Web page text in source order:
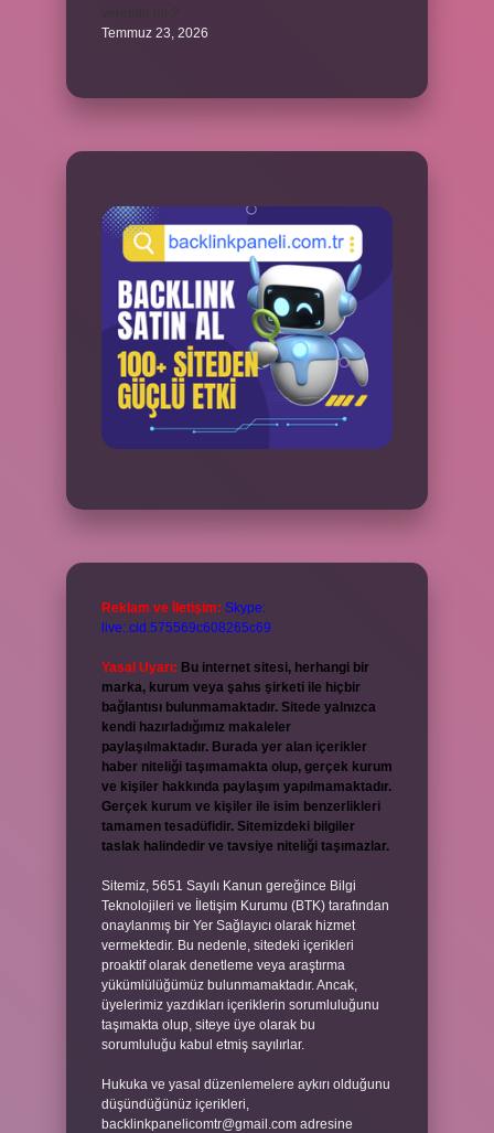
Temmuz 23, 2026
Reklam ve İletişim: Skype:
live:.cid.575569c608265c69
Yasal Uyarı: Bu internet sitesi, herhangi bir
marka, kurum veya şahıs şirketi ile hiçbir
bağlantısı bulunmamaktadır. Sitede yalnızca
kendi hazırladığımız makaleler
paylaşılmaktadır. Burada yer alan içerikler
haber niteliği taşımamakta olup, gerçek kurum
ve kişiler hakkında paylaşım yapılmamaktadır.
Gerçek kurum ve kişiler ile isim benzerlikleri
tamamen tesadüfidir. Sitemizdeki bilgiler
taslak halindedir ve tavsiye niteliği taşımazlar.
Sitemiz, 5651 Sayılı Kanun gereğince Bilgi
Teknolojileri ve İletişim Kurumu (BTK) tarafından
onaylanmış bir Yer Sağlayıcı olarak hizmet
vermektedir. Bu nedenle, sitedeki içerikleri
proaktif olarak denetleme veya araştırma
yükümlülüğümüz bulunmamaktadır. Ancak,
üyelerimiz yazdıkları içeriklerin sorumluluğunu
taşımakta olup, siteye üye olarak bu
sorumluluğu kabul etmiş sayılırlar.
Hukuka ve yasal düzenlemelere aykırı olduğunu
düşündüğünüz içerikleri,
backlinkpanelicomtr@gmail.com adresine